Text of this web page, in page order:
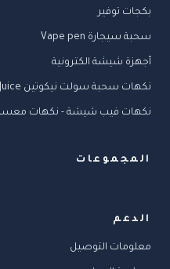
بكجات توفير
سحبة سيجارة Vape pen
أجهزة شيشة الكترونية
نكهات سحبة سولت نيكوتين E Juice
نكهات فيب شيشة - نكهات معسل
المجموعات
الدعم
معلومات التوصيل